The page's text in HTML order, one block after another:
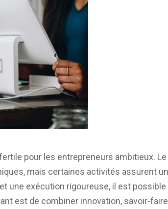
pour les entrepreneurs ambitieux.
mais certaines activités assurent
une exécution rigoureuse, il est
est de combiner innovation, savoir-